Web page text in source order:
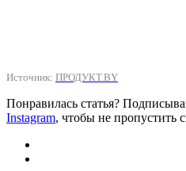
Источник: ПРОДУКТ.BY
Понравилась статья?
Instagram, чтобы не пропустить